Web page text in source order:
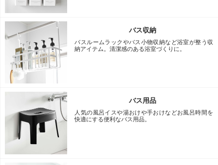
バス収納
バスルームラックやバス小物収納など浴室が整う収
納アイテム。清潔感のある浴室づくりに。
バス用品
人気の風呂イスや湯おけや手おけなどお風呂時間を
快適にする便利なバス用品。